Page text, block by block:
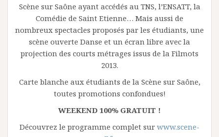
Scène sur Saône ayant accédés au TNS, l’ENSATT, la
Comédie de Saint Etienne… Mais aussi de
nombreux spectacles proposés par les étudiants, une
scène ouverte Danse et un écran libre avec la
projection des courts métrages issus de la Filmots
2013.
Carte blanche aux étudiants de la Scène sur Saône,
toutes promotions confondues!
WEEKEND 100% GRATUIT !
Découvrez le programme complet sur www.scene-